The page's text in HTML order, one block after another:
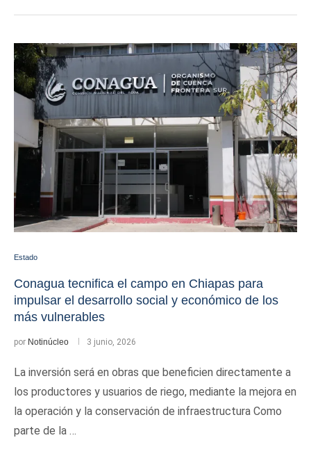
Estado
Conagua tecnifica el campo en Chiapas para
impulsar el desarrollo social y económico de los
más vulnerables
por Notinúcleo 3 junio, 2026
La inversión será en obras que beneficien directamente a
los productores y usuarios de riego, mediante la mejora en
la operación y la conservación de infraestructura Como
parte de la …